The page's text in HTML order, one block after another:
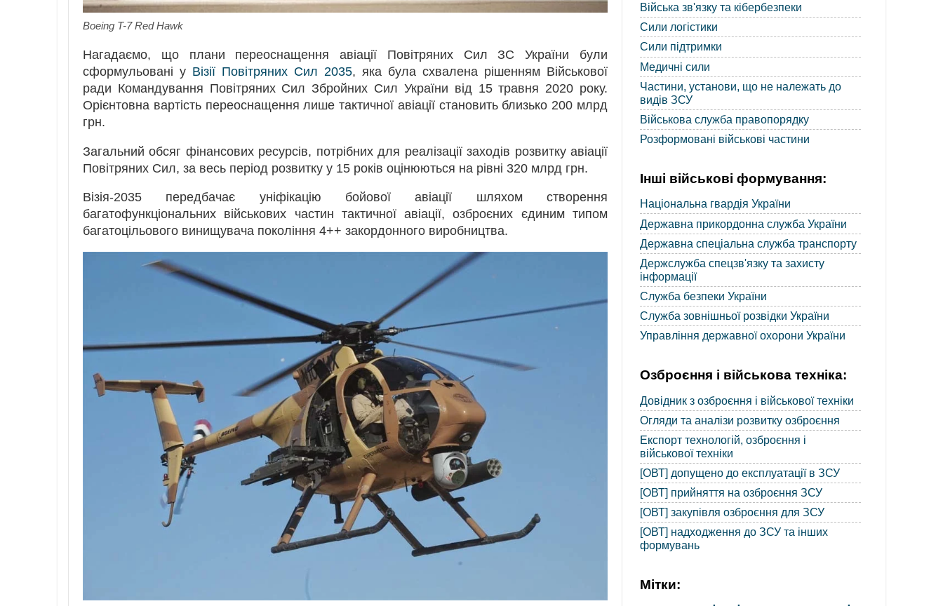
Boeing T-7 Red Hawk
Нагадаємо, що плани переоснащення авіації Повітряних Сил ЗС України були
сформульовані у Візії Повітряних Сил 2035, яка була схвалена рішенням Військової
ради Командування Повітряних Сил Збройних Сил України від 15 травня 2020 року.
Орієнтовна вартість переоснащення лише тактичної авіації становить близько 200 млрд
грн.
Загальний обсяг фінансових ресурсів, потрібних для реалізації заходів розвитку авіації
Повітряних Сил, за весь період розвитку у 15 років оцінюються на рівні 320 млрд грн.
Візія-2035 передбачає уніфікацію бойової авіації шляхом створення
багатофункціональних військових частин тактичної авіації, озброєних єдиним типом
багатоцільового винищувача покоління 4++ закордонного виробництва.
Війська зв'язку та кібербезпеки
Сили логістики
Сили підтримки
Медичні сили
Частини, установи, що не належать до
видів ЗСУ
Військова служба правопорядку
Розформовані військові частини
Інші військові формування:
Національна гвардія України
Державна прикордонна служба України
Державна спеціальна служба транспорту
Держслужба спецзв'язку та захисту
інформації
Служба безпеки України
Служба зовнішньої розвідки України
Управління державної охорони України
Озброєння і військова техніка:
Довідник з озброєння і військової техніки
Огляди та аналізи розвитку озброєння
Експорт технологій, озброєння і
військової техніки
[ОВТ] допущено до експлуатації в ЗСУ
[ОВТ] прийняття на озброєння ЗСУ
[ОВТ] закупівля озброєння для ЗСУ
[ОВТ] надходження до ЗСУ та інших
формувань
Мітки: